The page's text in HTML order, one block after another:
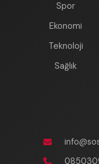
Spor
Ekonomi
Teknoloji
Sağlık